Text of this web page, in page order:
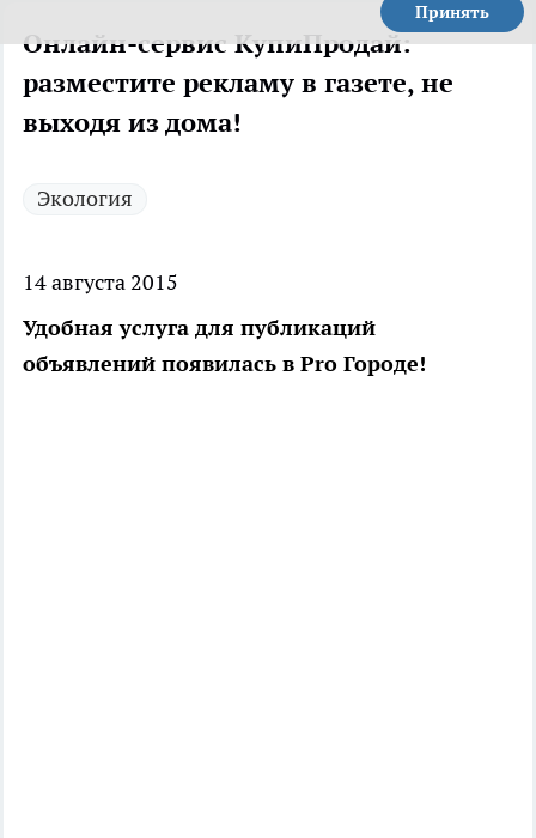
Принять
Онлайн-сервис КупиПродай:
разместите рекламу в газете, не
выходя из дома!
Экология
14 августа 2015
Удобная услуга для публикаций
объявлений появилась в Pro Городе!